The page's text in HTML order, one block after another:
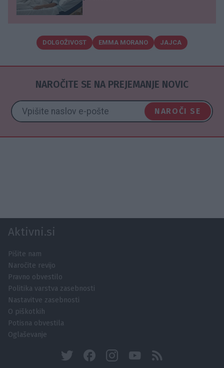
DOLGOŽIVOST EMMA MORANO JAJCA
NAROČITE SE NA PREJEMANJE NOVIC
NAROČI SE
Aktivni.si
Pišite nam
Naročite revijo
Pravno obvestilo
Politika varstva zasebnosti
Nastavitve zasebnosti
O piškotkih
Potisna obvestila
Oglaševanje